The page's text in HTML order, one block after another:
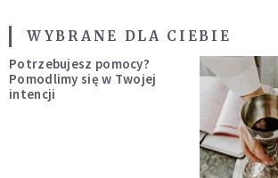
WYBRANE DLA CIEBIE
Potrzebujesz pomocy?
Pomodlimy się w Twojej
intencji